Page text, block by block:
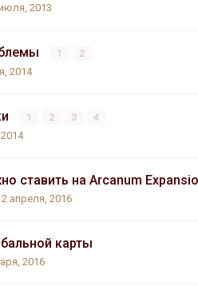
2013
1 2
2014
1 2 3 4
ставить на Arcanum
апреля, 2016
карты
2016